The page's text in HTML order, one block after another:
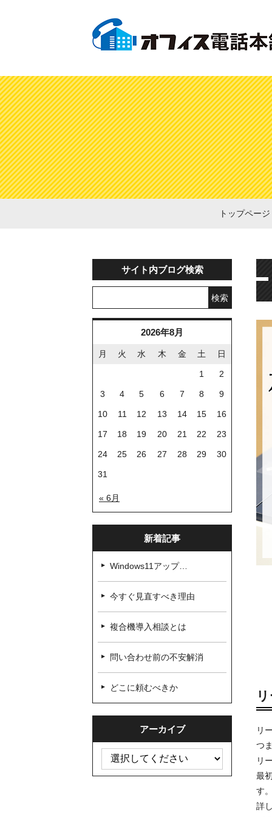
トップページ
リ
つ
リ
最
す
詳
サイト内ブログ検索
検索
2026年8月
月 火 水 木 金 土 日
« 6月
1 2
3 4 5 6 7 8 9
10 11 12 13 14 15 16
17 18 19 20 21 22 23
24 25 26 27 28 29 30
31
新着記事
Windows11アップ…
今すぐ見直すべき理由
複合機導入相談とは
問い合わせ前の不安解消
どこに頼むべきか
アーカイブ